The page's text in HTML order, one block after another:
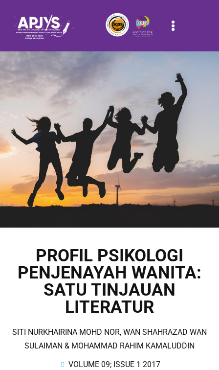
PROFIL PSIKOLOGI
PENJENAYAH WANITA:
SATU TINJAUAN
LITERATUR
SITI NURKHAIRINA MOHD NOR, WAN SHAHRAZAD WAN
SULAIMAN & MOHAMMAD RAHIM KAMALUDDIN
VOLUME 09; ISSUE 1 2017